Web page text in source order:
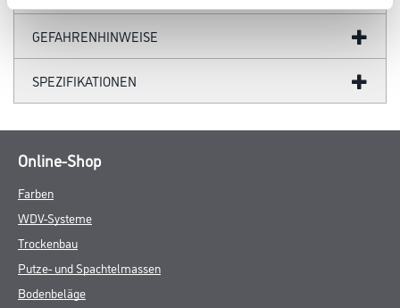
GEFAHRENHINWEISE
SPEZIFIKATIONEN
Online-Shop
Farben
WDV-Systeme
Trockenbau
Putze- und Spachtelmassen
Bodenbeläge